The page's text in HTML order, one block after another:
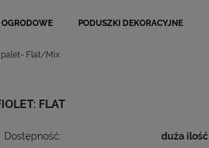
PODUSZKI DEKORACYJNE
palet- Flat/Mix
FLAT
Dostępność:
duża ilość